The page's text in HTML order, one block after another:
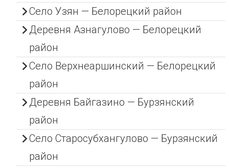
Село Узян — Белорецкий район
Деревня Азнагулово — Белорецкий
район
Село Верхнеаршинский — Белорецкий
район
Деревня Байгазино — Бурзянский
район
Село Старосубхангулово — Бурзянский
район